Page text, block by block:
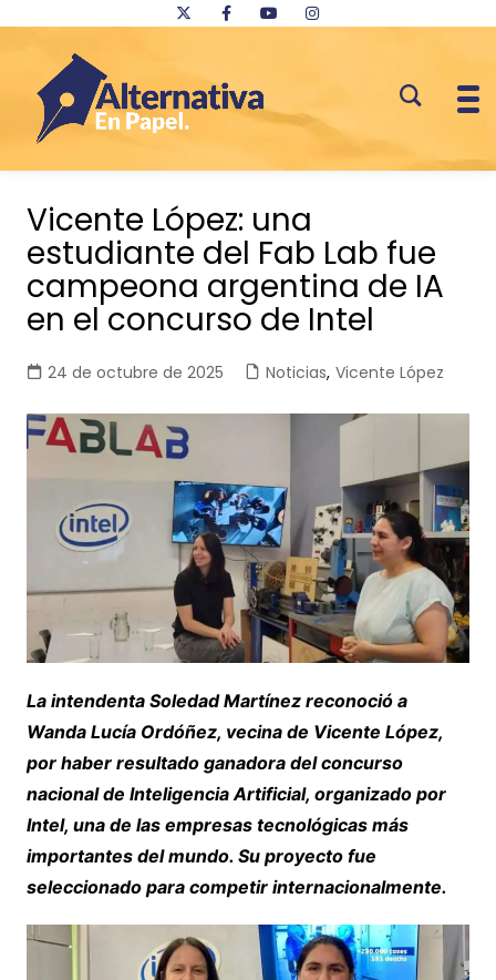
contenido
Vicente López: una
estudiante del Fab Lab fue
campeona argentina de IA
en el concurso de Intel
24 de octubre de 2025 Noticias, Vicente López
La intendenta Soledad Martínez reconoció a
Wanda Lucía Ordóñez, vecina de Vicente López,
por haber resultado ganadora del concurso
nacional de Inteligencia Artificial, organizado por
Intel, una de las empresas tecnológicas más
importantes del mundo. Su proyecto fue
seleccionado para competir internacionalmente.